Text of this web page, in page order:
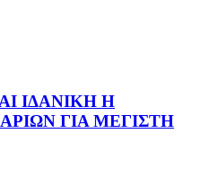
ΙΔΑΝΙΚΗ Η
ΓΙΑ ΜΕΓΙΣΤΗ